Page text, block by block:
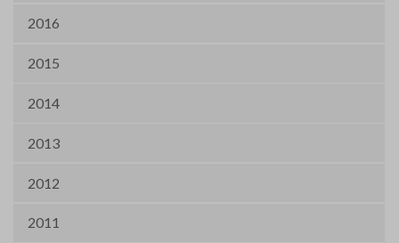
2016
2015
2014
2013
2012
2011